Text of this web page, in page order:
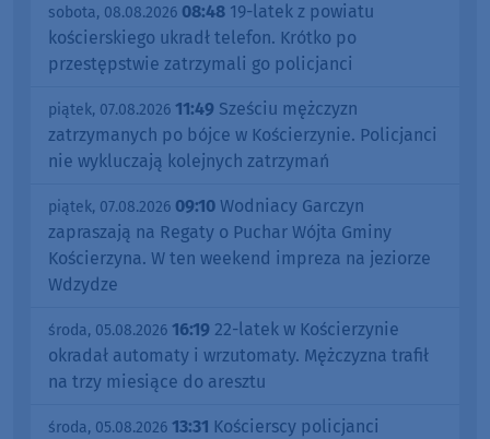
sobota, 08.08.2026 08:48 19-latek z powiatu
kościerskiego ukradł telefon. Krótko po
przestępstwie zatrzymali go policjanci
piątek, 07.08.2026 11:49 Sześciu mężczyzn
zatrzymanych po bójce w Kościerzynie. Policjanci
nie wykluczają kolejnych zatrzymań
piątek, 07.08.2026 09:10 Wodniacy Garczyn
zapraszają na Regaty o Puchar Wójta Gminy
Kościerzyna. W ten weekend impreza na jeziorze
Wdzydze
środa, 05.08.2026 16:19 22-latek w Kościerzynie
okradał automaty i wrzutomaty. Mężczyzna trafił
na trzy miesiące do aresztu
środa, 05.08.2026 13:31 Kościerscy policjanci